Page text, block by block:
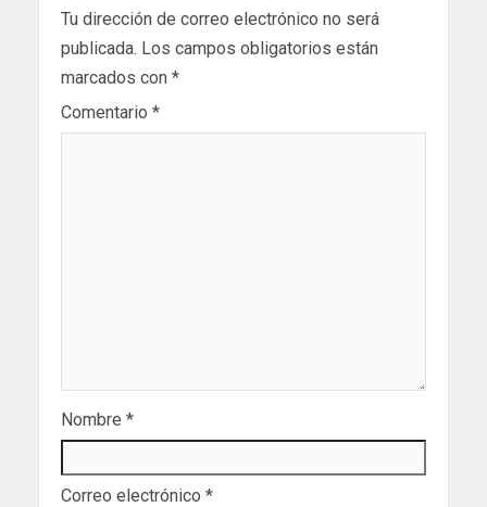
Tu dirección de correo electrónico no será
publicada. Los campos obligatorios están
marcados con *
Comentario *
Nombre *
Correo electrónico *